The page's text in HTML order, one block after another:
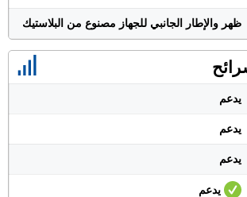
ظهر والإطار الجانبي للجهاز مصنوع من البلاستيك
يدعم
يدعم
يدعم
يدعم